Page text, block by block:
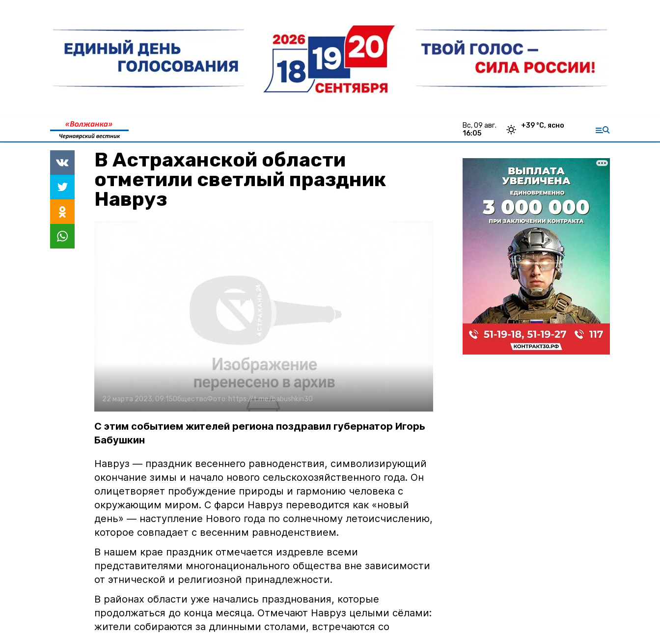
вс, 09 авг.
16:05
+39 °С, ясно
В Астраханской области
отметили светлый праздник
Навруз
22 марта 2023, 09:15ОбществоФото: https://t.me/babushkin30
С этим событием жителей региона поздравил губернатор Игорь
Бабушкин
Навруз — праздник весеннего равноденствия, символизирующий
окончание зимы и начало нового сельскохозяйственного года. Он
олицетворяет пробуждение природы и гармонию человека с
окружающим миром. С фарси Навруз переводится как «новый
день» — наступление Нового года по солнечному летоисчислению,
которое совпадает с весенним равноденствием.
В нашем крае праздник отмечается издревле всеми
представителями многонационального общества вне зависимости
от этнической и религиозной принадлежности.
В районах области уже начались празднования, которые
продолжаться до конца месяца. Отмечают Навруз целыми сёлами:
жители собираются за длинными столами, встречаются со